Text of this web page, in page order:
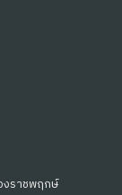
ราชพฤกษ์